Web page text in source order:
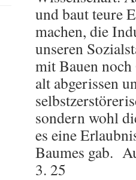
und baut teure
machen, die
unseren
mit Bauen
alt abgerissen
sondern wohl
es eine
Baumes gab.
3. 25